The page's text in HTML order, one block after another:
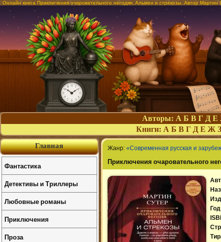
Онлайн книга Приключения очаровательного негодяя. Альмен и стрекозы. Автор Мартин
Авторы: А Б В Г Д Е
Книги: А Б В Г Д Е Ж З
Жанр: «Современная русская и
Приключения очаровательного
Главная
Фантастика
Детективы и Триллеры
Любовные романы
Приключения
Проза